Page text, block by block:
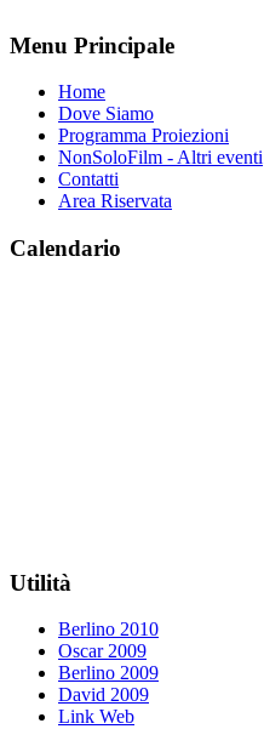
Menu Principale
Home
Dove Siamo
Programma Proiezioni
NonSoloFilm - Altri eventi
Contatti
Area Riservata
Calendario
Utilità
Berlino 2010
Oscar 2009
Berlino 2009
David 2009
Link Web